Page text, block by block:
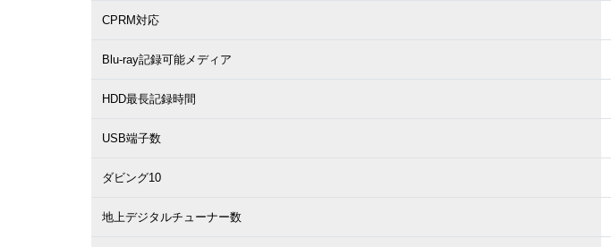
CPRM対応
Blu-ray記録可能メディア
HDD最長記録時間
USB端子数
ダビング10
地上デジタルチューナー数